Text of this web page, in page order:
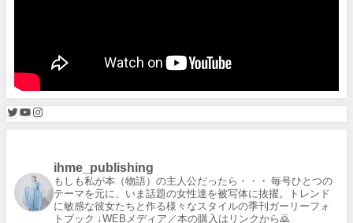
ihme_publishing
もしも私が本（物語）の主人公だったら・・・
毎号ひとつの
テーマを元に、いま話題の女性達を被写体に抜擢。トレンド
に敏感な彼女たちと作る様々なスタイルの季刊ガーリーフォ
トブック ↓WEBメディア／本の購入はリンクから🙇